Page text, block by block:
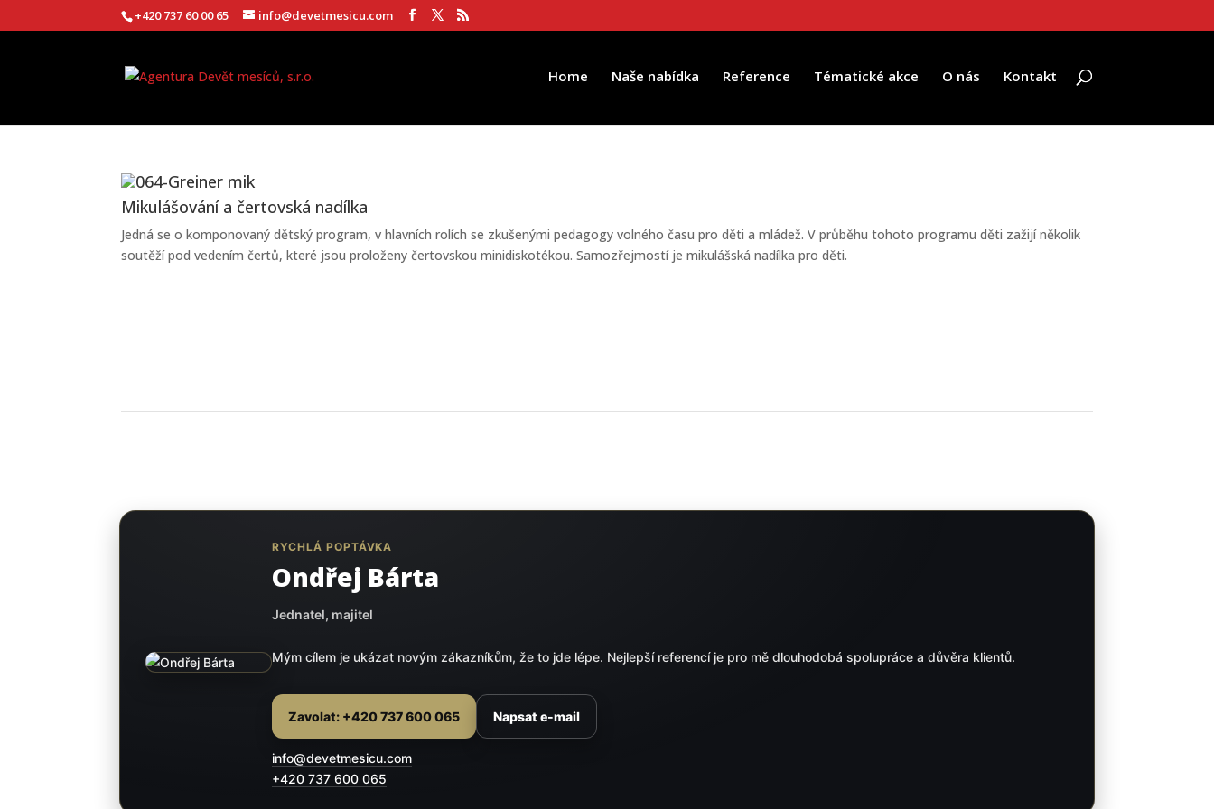
+420 737 60 00 65 info@devetmesicu.com
Home Naše nabídka Reference Tématické akce O nás Kontakt
Mikulášování a čertovská nadílka
Jedná se o komponovaný dětský program, v hlavních rolích se zkušenými pedagogy volného času pro děti a mládež. V průběhu tohoto programu děti zažijí několik
soutěží pod vedením čertů, které jsou proloženy čertovskou minidiskotékou. Samozřejmostí je mikulášská nadílka pro děti.
RYCHLÁ POPTÁVKA
Ondřej Bárta
Jednatel, majitel
Mým cílem je ukázat novým zákazníkům, že to jde lépe. Nejlepší referencí je pro mě dlouhodobá spolupráce a důvěra klientů.
Zavolat: +420 737 600 065 Napsat e-mail
info@devetmesicu.com
+420 737 600 065